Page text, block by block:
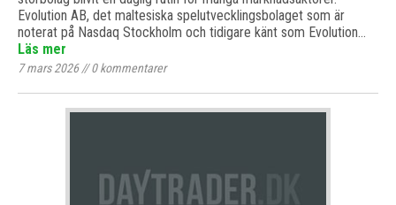
Evolution AB, det maltesiska spelutvecklingsbolaget som är
noterat på Nasdaq Stockholm och tidigare känt som Evolution…
Läs mer
7 mars 2026//0kommentarer